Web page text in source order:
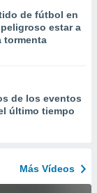
de fútbol en
estar a
tormenta
de los eventos
último tiempo
Más Vídeos